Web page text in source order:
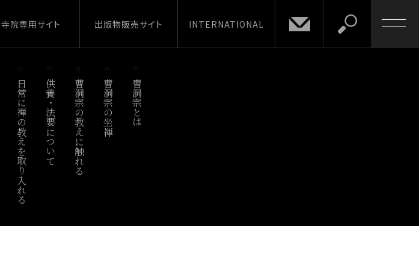
寺院専用サイト 出版物販売サイト INTERNATIONAL
日常に禅の教えを取り入れる 供養・法要について 曹洞宗の教えに触れる 曹洞宗の坐禅 曹洞宗とは